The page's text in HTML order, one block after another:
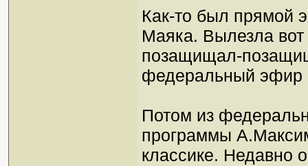
Как-то был прямой
Маяка. Вылезла
позащищал-
федеральный
Потом из
программы
классике. Недавно